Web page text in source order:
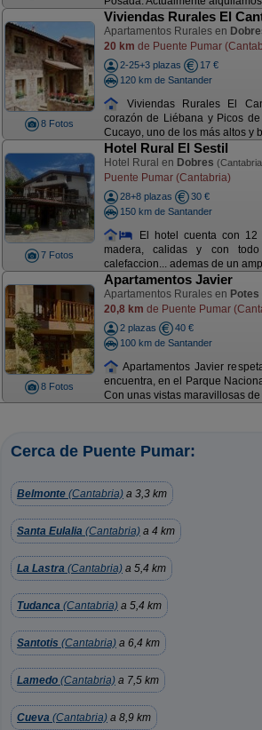
8 Fotos
Viviendas Rurales El
Apartamentos Rurales en
20 km de Puente Pumar
2-25+3 plazas
17 €
120 km de Santander
Viviendas Rurales El
corazón de Liébana y Picos
Cucayo, uno de los más altos y
7 Fotos
Hotel Rural El Sestil
Hotel Rural en Dobres
Puente Pumar (Cantabria)
28+8 plazas
30 €
150 km de Santander
El hotel cuenta con 12
madera, calidas y con
calefaccion... ademas de un
8 Fotos
Apartamentos Javier
Apartamentos Rurales en Potes
20,8 km de Puente Pumar
2 plazas
40 €
100 km de Santander
Apartamentos Javier
encuentra, en el Parque
Con unas vistas maravillosas de
Cerca de Puente Pumar:
Belmonte (Cantabria) a 3,3 km
Santa Eulalia (Cantabria) a 4 km
La Lastra (Cantabria) a 5,4 km
Tudanca (Cantabria) a 5,4 km
Santotis (Cantabria) a 6,4 km
Lamedo (Cantabria) a 7,5 km
Cueva (Cantabria) a 8,9 km